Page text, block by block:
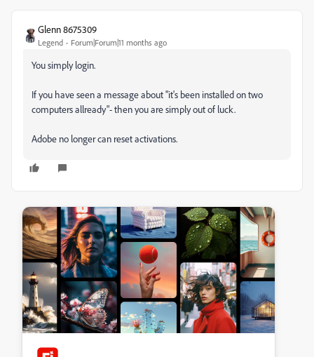
Glenn 8675309
Legend Forum|Forum|11 months ago
You simply login.
If you have seen a message about "it's been installed on two
computers allready"- then you are simply out of luck.
Adobe no longer can reset activations.